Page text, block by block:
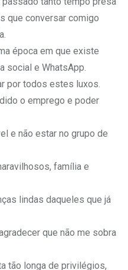
que conversar comigo
época em que existe
social e WhatsApp.
por todos estes luxos.
o emprego e poder
e não estar no grupo de
família e
lindas daqueles que já
que não me sobra
tão longa de privilégios,